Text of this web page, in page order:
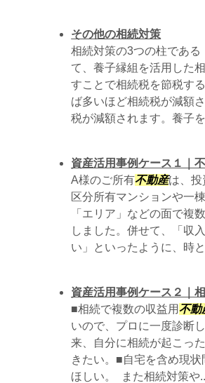
その他の相続対策
相続対策の3つの柱であ
て、養子縁組を活用した
すことで相続税を節税す
ば多いほど相続税が減額
税が減額されます。養子
資産活用事例ケース１｜
A様のご所有不動産は、投
区分所有マンションや一
「エリア」などの面で複
しました。併せて、「収
い」といったように、時
資産活用事例ケース２｜
■相続で複数の収益用不動
いので、プロに一度診断
来、自分に相続が起こっ
きたい。■自宅を含め現状
ほしい。 また相続対策や